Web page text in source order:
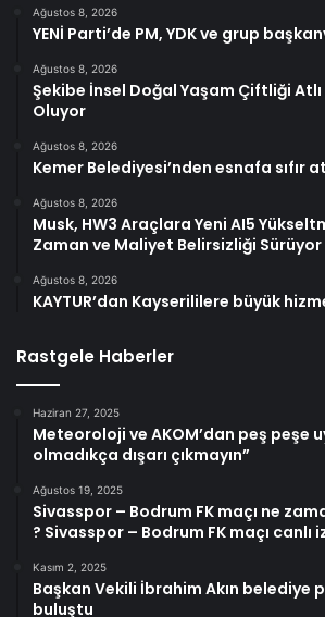
Ağustos 8, 2026
YENİ Parti’de PM, YDK ve grup
Ağustos 8, 2026
Şekibe İnsel Doğal Yaşam Çiftliği
Oluyor
Ağustos 8, 2026
Kemer Belediyesi’nden esnafa sıfır
Ağustos 8, 2026
Musk, HW3 Araçlara Yeni AI5
Zaman ve Maliyet Belirsizliği Sürüyor
Ağustos 8, 2026
KAYTUR’dan Kayserililere büyük
Rastgele Haberler
Haziran 27, 2025
Meteoroloji ve AKOM’dan peş peşe
olmadıkça dışarı çıkmayın”
Ağustos 19, 2025
Sivasspor – Bodrum FK maçı ne
? Sivasspor – Bodrum FK maçı canlı
Kasım 2, 2025
Başkan Vekili İbrahim Akın belediye
buluştu